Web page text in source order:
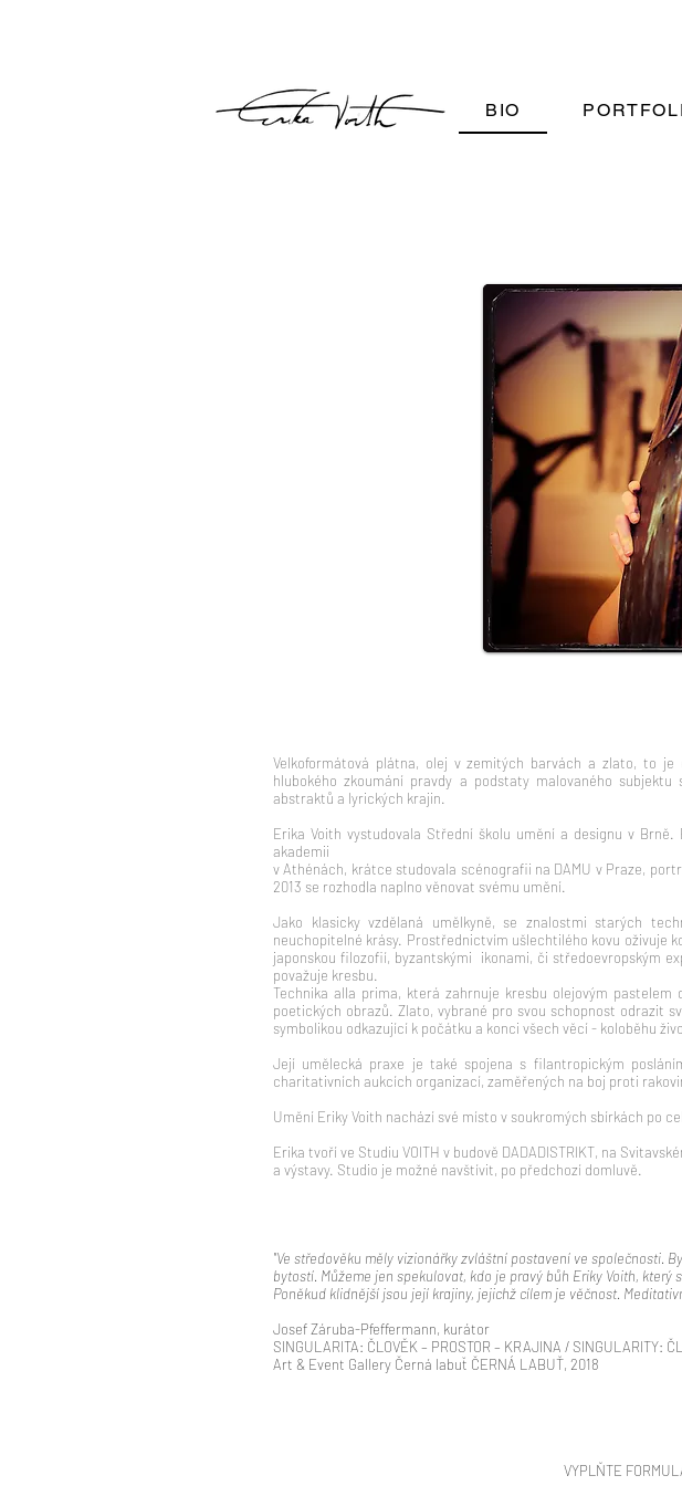
BIO
Velkoformátová plátna, olej v zemitých barvách a zlato, to
hlubokého zkoumání pravdy a podstaty malovaného
abstraktů a lyrických krajin.
Erika Voith vystudovala Střední školu umění a designu v
akademii
v Athénách, krátce studovala scénografii na DAMU v Praze,
2013 se rozhodla naplno věnovat svému umění.
Jako klasicky vzdělaná umělkyně, se znalostmi starých
neuchopitelné krásy. Prostřednictvím ušlechtilého kovu oživuje
japonskou filozofií, byzantskými ikonami, či středoevropským
považuje kresbu.
Technika alla prima, která zahrnuje kresbu olejovým
poetických obrazů. Zlato, vybrané pro svou schopnost odrazit
symbolikou odkazující k počátku a konci všech věcí - koloběhu
Její umělecká praxe je také spojena s filantropickým
charitativních aukcích organizací, zaměřených na boj proti
Umění Eriky Voith nachází své místo v soukromých sbírkách po
Erika tvoří ve Studiu VOITH v budově DADADISTRIKT, na
a výstavy. Studio je možné navštívit, po předchozí domluvě.
"Ve středověku měly vizionářky zvláštní postavení ve společnosti.
bytostí. Můžeme jen spekulovat, kdo je pravý bůh Eriky Voith,
Poněkud klidnější jsou její krajiny, jejichž cílem je věčnost.
Josef Záruba-Pfeffermann, kurátor
SINGULARITA: ČLOVĚK – PROSTOR – KRAJINA / SINGULARITY:
Art & Event Gallery Černá labuť ČERNÁ LABUŤ, 2018
VYPLŇTE